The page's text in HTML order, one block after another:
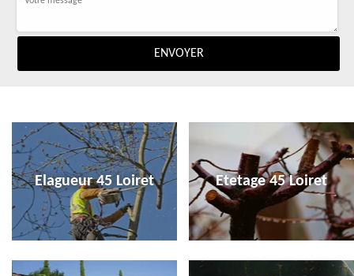
Elagueur 45 Loiret Etetage 45 Loiret